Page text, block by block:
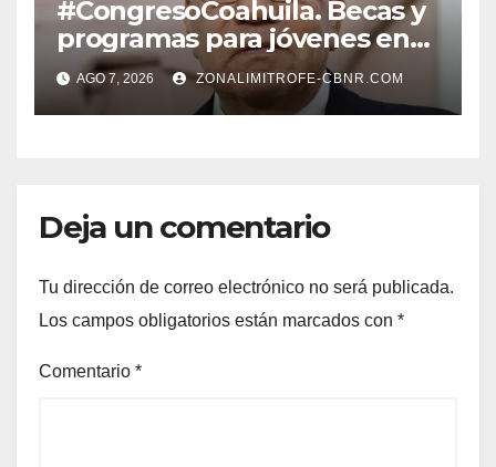
#CongresoCoahuila. Becas y
programas para jóvenes en
áreas agropecuarias, plantea
Raúl Onofre
AGO 7, 2026 ZONALIMITROFE-CBNR.COM
Deja un comentario
Tu dirección de correo electrónico no será publicada.
Los campos obligatorios están marcados con *
Comentario *